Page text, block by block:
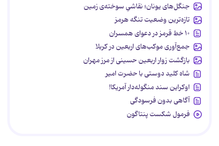
جنگل‌های یونان؛ نقاشیِ سوخته‌ی زمین
تازه‌ترین وضعیت تنگه هرمز
۱۰ خط قرمز در دعوای همسران
جمع‌آوری موکب‌های اربعین در کربلا
بازگشت زوار اربعین حسینی از مرز مهران
شاه کلید دوستی با حضرت امیر
اوکراین سند منگوله‌دار آمریکا!
آگاهی بدون فرسودگی
فرمول شکست پنتاگون